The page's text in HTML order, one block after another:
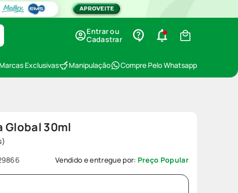
Entrar ou
Cadastrar
Marcas Exclusivas Manipulação Compre Pelo Whatsapp
Global 30ml
Vendido e entregue por: Preço Popular